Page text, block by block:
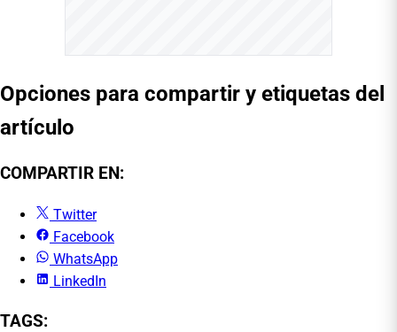
Opciones para compartir y etiquetas del
artículo
COMPARTIR EN:
Twitter
Facebook
WhatsApp
LinkedIn
TAGS: